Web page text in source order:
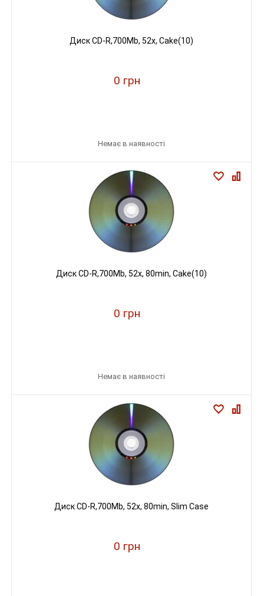
Диск CD-R,700Mb, 52х, Cake(10)
0 грн
Немає в наявності
Диск CD-R,700Mb, 52х, 80min, Cake(10)
0 грн
Немає в наявності
Диск CD-R,700Mb, 52х, 80min, Slim Case
0 грн